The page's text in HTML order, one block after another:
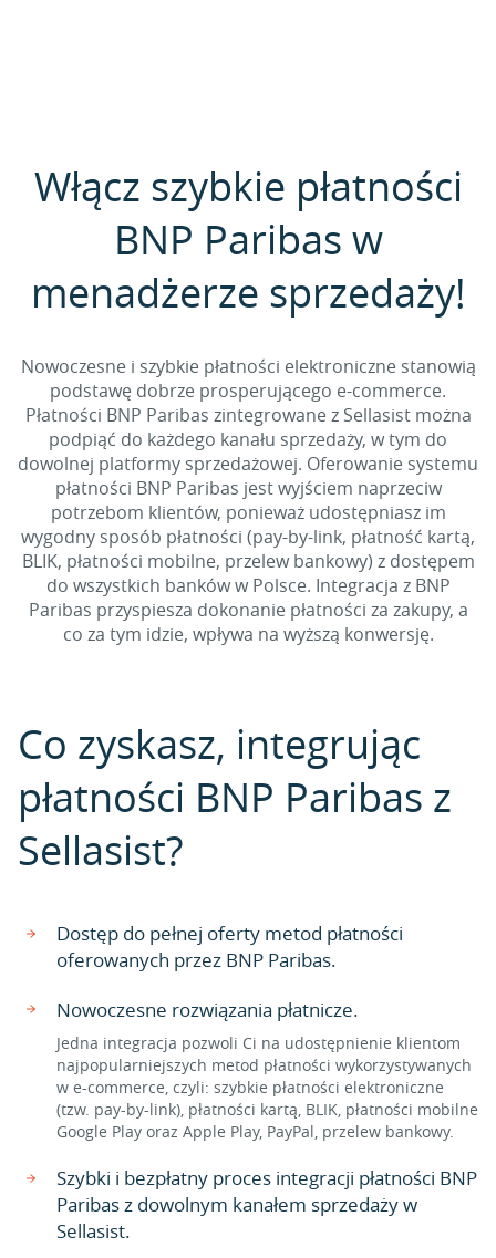
Włącz szybkie płatności
BNP Paribas w
menadżerze sprzedaży!
Nowoczesne i szybkie płatności elektroniczne stanowią
podstawę dobrze prosperującego e-commerce.
Płatności BNP Paribas zintegrowane z Sellasist można
podpiąć do każdego kanału sprzedaży, w tym do
dowolnej platformy sprzedażowej. Oferowanie systemu
płatności BNP Paribas jest wyjściem naprzeciw
potrzebom klientów, ponieważ udostępniasz im
wygodny sposób płatności (pay-by-link, płatność kartą,
BLIK, płatności mobilne, przelew bankowy) z dostępem
do wszystkich banków w Polsce. Integracja z BNP
Paribas przyspiesza dokonanie płatności za zakupy, a
co za tym idzie, wpływa na wyższą konwersję.
Co zyskasz, integrując
płatności BNP Paribas z
Sellasist?
Dostęp do pełnej oferty metod płatności
oferowanych przez BNP Paribas.
Nowoczesne rozwiązania płatnicze.
Jedna integracja pozwoli Ci na udostępnienie klientom
najpopularniejszych metod płatności wykorzystywanych
w e-commerce, czyli: szybkie płatności elektroniczne
(tzw. pay-by-link), płatności kartą, BLIK, płatności mobilne
Google Play oraz Apple Play, PayPal, przelew bankowy.
Szybki i bezpłatny proces integracji płatności BNP
Paribas z dowolnym kanałem sprzedaży w
Sellasist.